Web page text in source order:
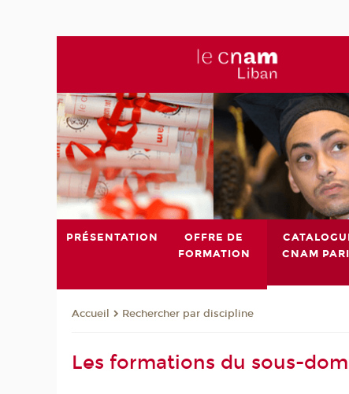
PRÉSENTATION
OFFRE DE
FORMATION
CNAM
Accueil Rechercher par discipline
Les formations du sous-